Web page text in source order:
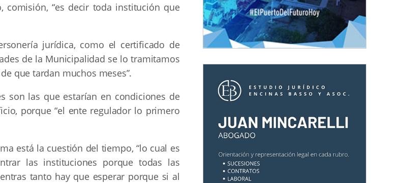
comisión, “es decir toda institución que
jurídica, como el certificado de
de la Municipalidad se lo tramitamos
que tardan muchos meses”.
son las que estarían en condiciones de
porque “el ente regulador lo primero
está la cuestión del tiempo, “lo cual es
las instituciones porque todas las
tanto hay que esperar porque si al